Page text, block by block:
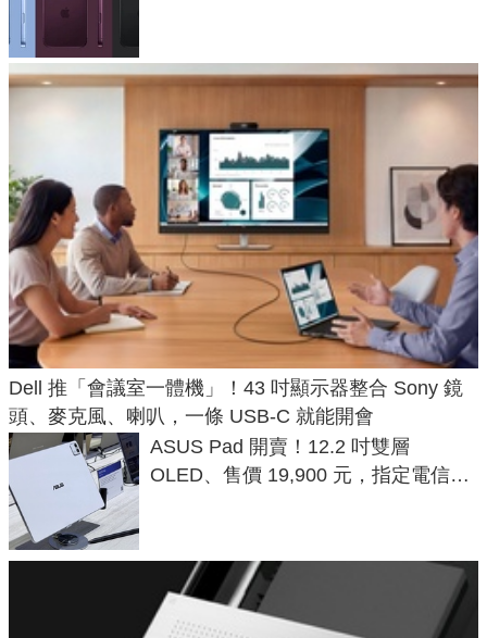
Dell 推「會議室一體機」！43 吋顯示器整合 Sony 鏡
頭、麥克風、喇叭，一條 USB-C 就能開會
ASUS Pad 開賣！12.2 吋雙層
OLED、售價 19,900 元，指定電信資